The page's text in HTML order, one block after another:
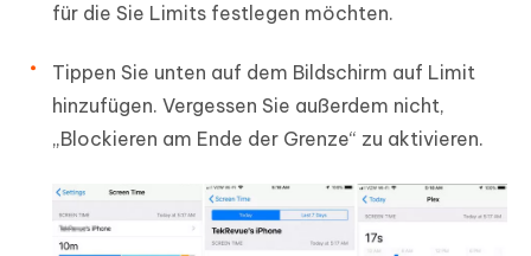
für die Sie Limits festlegen möchten.
Tippen Sie unten auf dem Bildschirm auf Limit
hinzufügen. Vergessen Sie außerdem nicht,
„Blockieren am Ende der Grenze“ zu aktivieren.